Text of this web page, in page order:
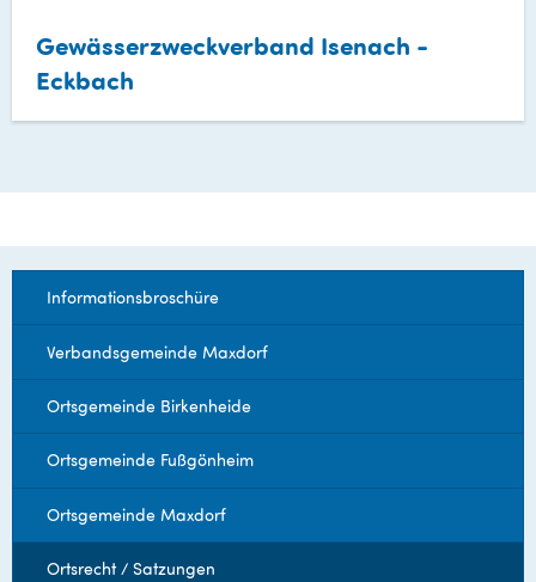
Gewässerzweckverband Isenach -
Eckbach
Informationsbroschüre
Verbandsgemeinde Maxdorf
Ortsgemeinde Birkenheide
Ortsgemeinde Fußgönheim
Ortsgemeinde Maxdorf
Ortsrecht / Satzungen